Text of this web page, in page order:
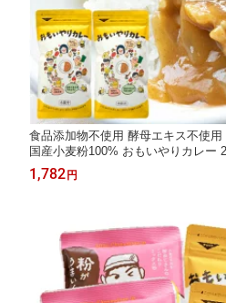
食品添加物不使用 酵母エキス不使
国産小麦粉100% おもいやりカレー
ト) 甘口 子供 送料無料 買い回り 植
脂不使用 カレールウ カレールゥ カ
1,782 円